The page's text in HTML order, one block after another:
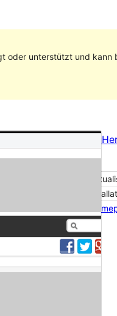
oder unterstützt und kann
Zuletzt
Aktive
Theme-